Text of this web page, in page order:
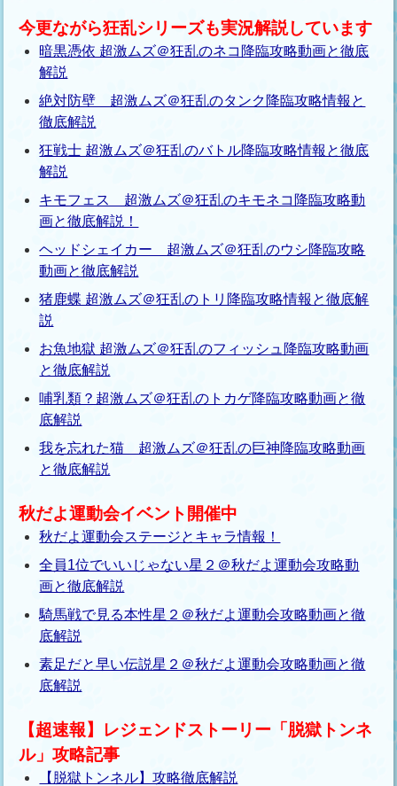
今更ながら狂乱シリーズも実況解説しています
暗黒憑依 超激ムズ＠狂乱のネコ降臨攻略動画と徹底
解説
絶対防壁 超激ムズ＠狂乱のタンク降臨攻略情報と
徹底解説
狂戦士 超激ムズ＠狂乱のバトル降臨攻略情報と徹底
解説
キモフェス 超激ムズ＠狂乱のキモネコ降臨攻略動
画と徹底解説！
ヘッドシェイカー 超激ムズ＠狂乱のウシ降臨攻略
動画と徹底解説
猪鹿蝶 超激ムズ＠狂乱のトリ降臨攻略情報と徹底解
説
お魚地獄 超激ムズ＠狂乱のフィッシュ降臨攻略動画
と徹底解説
哺乳類？超激ムズ＠狂乱のトカゲ降臨攻略動画と徹
底解説
我を忘れた猫 超激ムズ＠狂乱の巨神降臨攻略動画
と徹底解説
秋だよ運動会イベント開催中
秋だよ運動会ステージとキャラ情報！
全員1位でいいじゃない星２＠秋だよ運動会攻略動
画と徹底解説
騎馬戦で見る本性星２＠秋だよ運動会攻略動画と徹
底解説
素足だと早い伝説星２＠秋だよ運動会攻略動画と徹
底解説
【超速報】レジェンドストーリー「脱獄トンネ
ル」攻略記事
【脱獄トンネル】攻略徹底解説